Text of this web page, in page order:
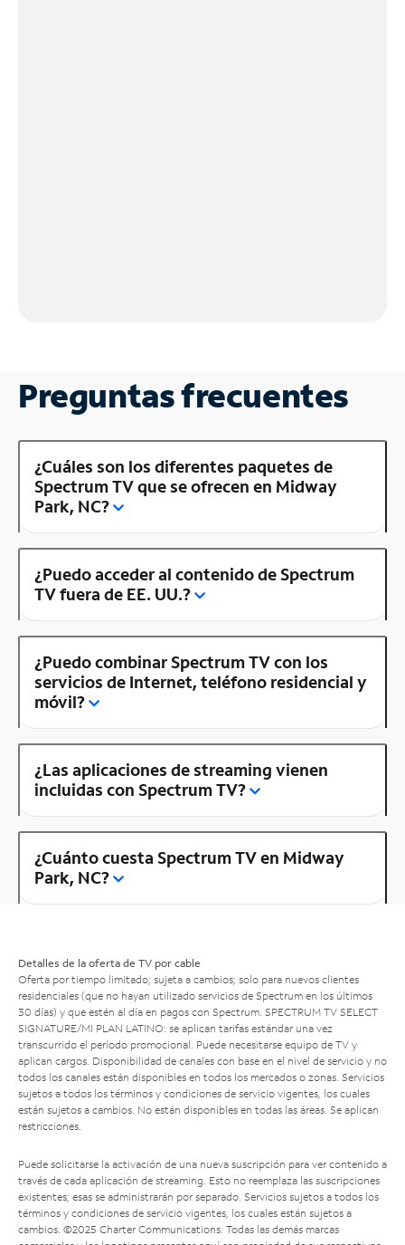
Preguntas frecuentes
¿Cuáles son los diferentes paquetes de
Spectrum TV que se ofrecen en Midway
Park, NC?
¿Puedo acceder al contenido de Spectrum
TV fuera de EE. UU.?
¿Puedo combinar Spectrum TV con los
servicios de Internet, teléfono residencial y
móvil?
¿Las aplicaciones de streaming vienen
incluidas con Spectrum TV?
¿Cuánto cuesta Spectrum TV en Midway
Park, NC?
Detalles de la oferta de TV por cable
Oferta por tiempo limitado; sujeta a cambios; solo para nuevos clientes
residenciales (que no hayan utilizado servicios de Spectrum en los últimos
30 días) y que estén al día en pagos con Spectrum. SPECTRUM TV SELECT
SIGNATURE/MI PLAN LATINO: se aplican tarifas estándar una vez
transcurrido el período promocional. Puede necesitarse equipo de TV y
aplican cargos. Disponibilidad de canales con base en el nivel de servicio y no
todos los canales están disponibles en todos los mercados o zonas. Servicios
sujetos a todos los términos y condiciones de servicio vigentes, los cuales
están sujetos a cambios. No están disponibles en todas las áreas. Se aplican
restricciones.
Puede solicitarse la activación de una nueva suscripción para ver contenido a
través de cada aplicación de streaming. Esto no reemplaza las suscripciones
existentes; esas se administrarán por separado. Servicios sujetos a todos los
términos y condiciones de servicio vigentes, los cuales están sujetos a
cambios. ©2025 Charter Communications. Todas las demás marcas